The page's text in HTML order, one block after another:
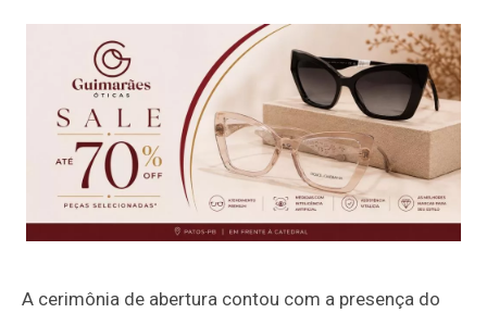
A cerimônia de abertura contou com a presença do